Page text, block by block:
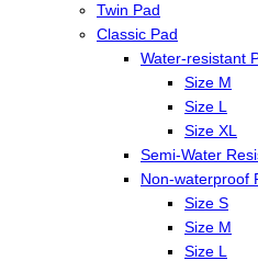
Twin Pad
Classic Pad
Water-resistant
Size M
Size L
Size XL
Semi-Water
Non-waterproof
Size S
Size M
Size L